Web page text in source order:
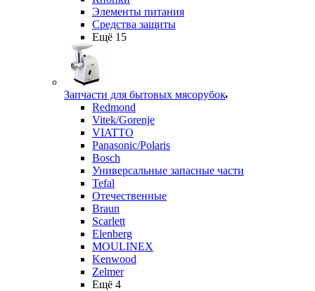
Элементы питания
Средства защиты
Ещё 15
Запчасти для бытовых мясорубок
Redmond
Vitek/Gorenje
VIATTO
Panasonic/Polaris
Bosch
Универсальные запасные части
Tefal
Отечественные
Braun
Scarlett
Elenberg
MOULINEX
Kenwood
Zelmer
Ещё 4